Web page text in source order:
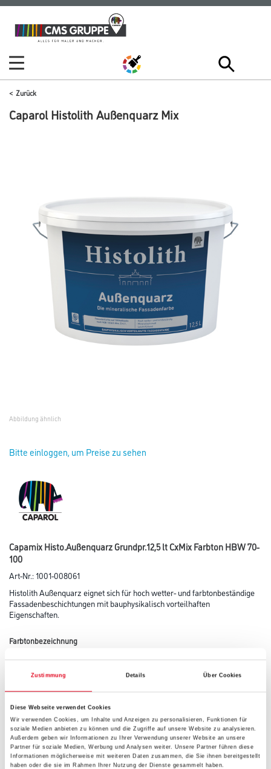
Zustimmung Details Über Cookies
Diese Webseite verwendet Cookies
Wir verwenden Cookies, um Inhalte und Anzeigen zu personalisieren, Funktionen für
soziale Medien anbieten zu können und die Zugriffe auf unsere Website zu analysieren.
Außerdem geben wir Informationen zu Ihrer Verwendung unserer Website an unsere
Partner für soziale Medien, Werbung und Analysen weiter. Unsere Partner führen diese
Informationen möglicherweise mit weiteren Daten zusammen, die Sie ihnen bereitgestellt
haben oder die sie im Rahmen Ihrer Nutzung der Dienste gesammelt haben.
Zum
Inhalt
Zum
Navigationsmenü
Zurück
Caparol Histolith Außenquarz Mix
Abbildung ähnlich
Bitte einloggen, um Preise zu sehen
Capamix Histo.Außenquarz Grundpr.12,5 lt CxMix Farbton HBW 70-
100
Art-Nr.:1001-008061
Histolith Außenquarz eignet sich für hoch wetter- und farbtonbeständige
Fassadenbeschichtungen mit bauphysikalisch vorteilhaften
Eigenschaften.
Farbtonbezeichnung
Gebinde